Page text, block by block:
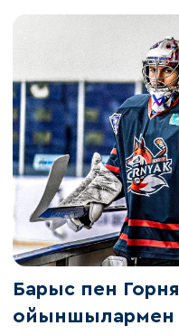
Барыс пен
ойыншылармен